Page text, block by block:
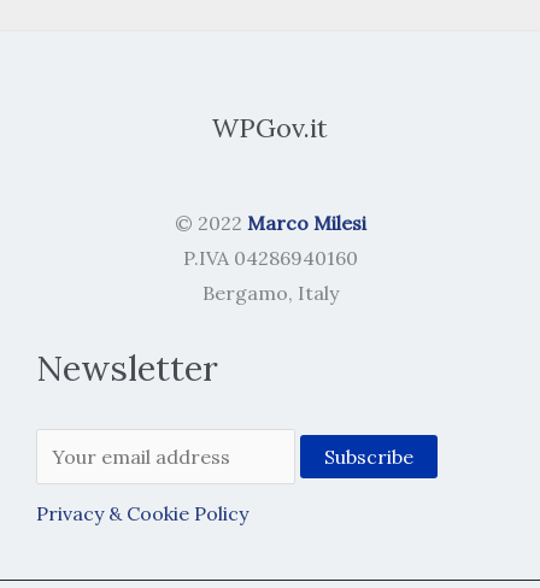
WPGov.it
© 2022 Marco Milesi
P.IVA 04286940160
Bergamo, Italy
Newsletter
Privacy & Cookie Policy